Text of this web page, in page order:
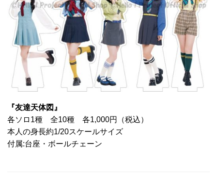
『友達天体図』
各ソロ1種 全10種 各1,000円（税込）
本人の身長約1/20スケールサイズ
付属:台座・ボールチェーン